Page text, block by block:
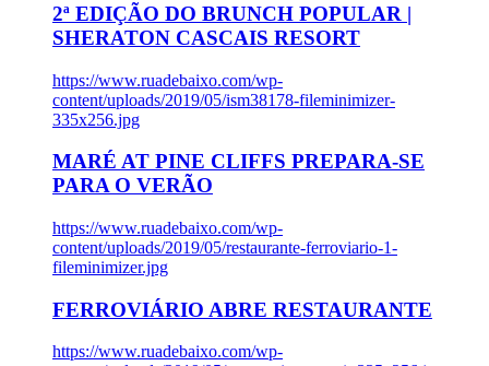
2ª EDIÇÃO DO BRUNCH POPULAR |
SHERATON CASCAIS RESORT
https://www.ruadebaixo.com/wp-
content/uploads/2019/05/ism38178-fileminimizer-
335x256.jpg
MARÉ AT PINE CLIFFS PREPARA-SE
PARA O VERÃO
https://www.ruadebaixo.com/wp-
content/uploads/2019/05/restaurante-ferroviario-1-
fileminimizer.jpg
FERROVIÁRIO ABRE RESTAURANTE
https://www.ruadebaixo.com/wp-